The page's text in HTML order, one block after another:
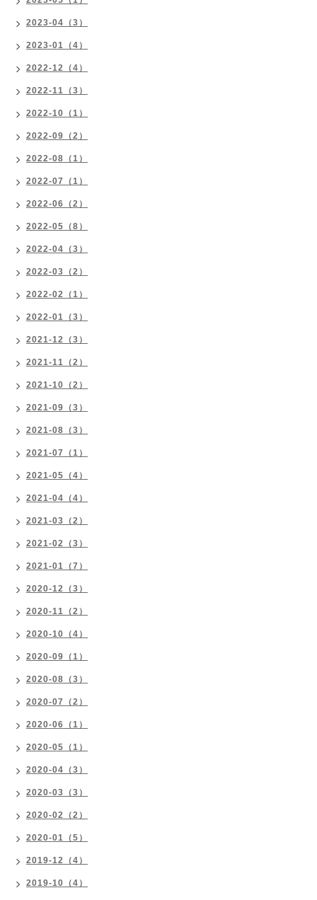
2023-04（3）
2023-01（4）
2022-12（4）
2022-11（3）
2022-10（1）
2022-09（2）
2022-08（1）
2022-07（1）
2022-06（2）
2022-05（8）
2022-04（3）
2022-03（2）
2022-02（1）
2022-01（3）
2021-12（3）
2021-11（2）
2021-10（2）
2021-09（3）
2021-08（3）
2021-07（1）
2021-05（4）
2021-04（4）
2021-03（2）
2021-02（3）
2021-01（7）
2020-12（3）
2020-11（2）
2020-10（4）
2020-09（1）
2020-08（3）
2020-07（2）
2020-06（1）
2020-05（1）
2020-04（3）
2020-03（3）
2020-02（2）
2020-01（5）
2019-12（4）
2019-10（4）